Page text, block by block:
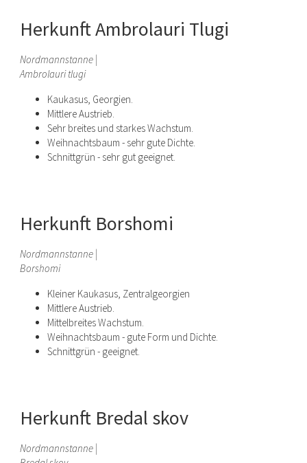
Herkunft Ambrolauri Tlugi
Nordmannstanne |
Ambrolauri tlugi
Kaukasus, Georgien.
Mittlere Austrieb.
Sehr breites und starkes Wachstum.
Weihnachtsbaum - sehr gute Dichte.
Schnittgrün - sehr gut geeignet.
Herkunft Borshomi
Nordmannstanne |
Borshomi
Kleiner Kaukasus, Zentralgeorgien
Mittlere Austrieb.
Mittelbreites Wachstum.
Weihnachtsbaum - gute Form und Dichte.
Schnittgrün - geeignet.
Herkunft Bredal skov
Nordmannstanne |